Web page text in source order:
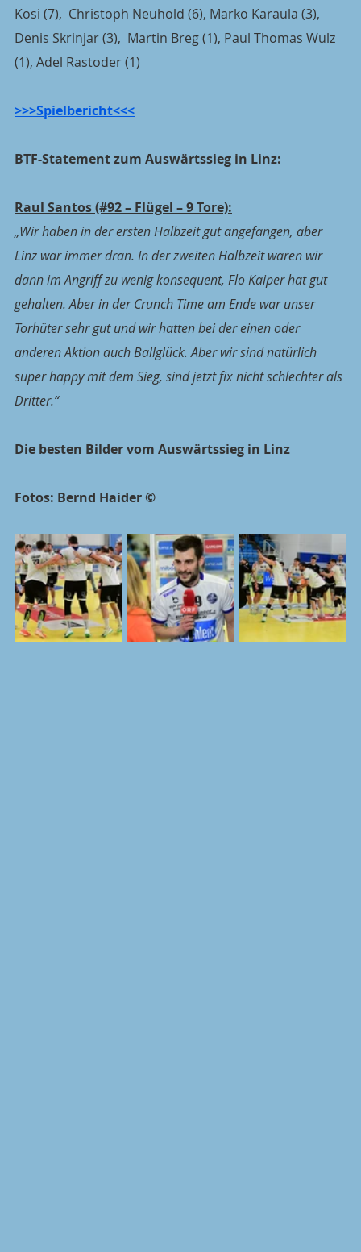
Kosi (7),  Christoph Neuhold (6), Marko Karaula (3),
Denis Skrinjar (3),  Martin Breg (1), Paul Thomas Wulz
(1), Adel Rastoder (1)
>>>Spielbericht<<<
BTF-Statement zum Auswärtssieg in Linz:
Raul Santos (#92 – Flügel – 9 Tore):
„Wir haben in der ersten Halbzeit gut angefangen, aber
Linz war immer dran. In der zweiten Halbzeit waren wir
dann im Angriff zu wenig konsequent, Flo Kaiper hat gut
gehalten. Aber in der Crunch Time am Ende war unser
Torhüter sehr gut und wir hatten bei der einen oder
anderen Aktion auch Ballglück. Aber wir sind natürlich
super happy mit dem Sieg, sind jetzt fix nicht schlechter als
Dritter.“
Die besten Bilder vom Auswärtssieg in Linz
Fotos: Bernd Haider ©